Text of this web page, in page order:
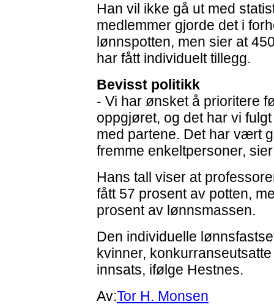
Han vil ikke gå ut med
medlemmer gjorde det i
lønnspotten, men sier at
har fått individuelt tillegg.
Bevisst politikk
- Vi har ønsket å prioritere
oppgjøret, og det har vi
med partene. Det har vært
fremme enkeltpersoner,
Hans tall viser at
fått 57 prosent av potten,
prosent av lønnsmassen.
Den individuelle
kvinner,
innsats, ifølge Hestnes.
Av:Tor H. Monsen